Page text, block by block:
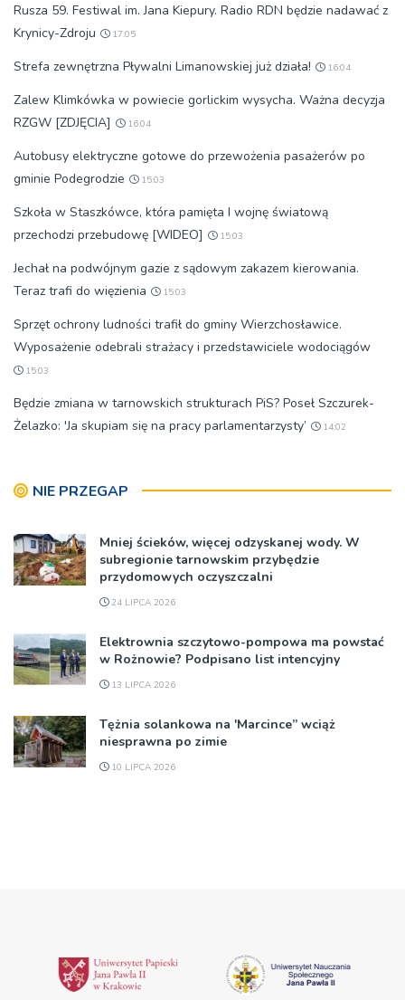
Rusza 59. Festiwal im. Jana Kiepury. Radio RDN będzie nadawać z
Krynicy-Zdroju
17:05
Strefa zewnętrzna Pływalni Limanowskiej już działa! 16:04
Zalew Klimkówka w powiecie gorlickim wysycha. Ważna decyzja
RZGW [ZDJĘCIA]
16:04
Autobusy elektryczne gotowe do przewożenia pasażerów po
gminie Podegrodzie
15:03
Szkoła w Staszkówce, która pamięta I wojnę światową
przechodzi przebudowę [WIDEO]
15:03
Jechał na podwójnym gazie z sądowym zakazem kierowania.
Teraz trafi do więzienia
15:03
Sprzęt ochrony ludności trafił do gminy Wierzchosławice.
Wyposażenie odebrali strażacy i przedstawiciele wodociągów
15:03
Będzie zmiana w tarnowskich strukturach PiS? Poseł Szczurek-
Żelazko: 'Ja skupiam się na pracy parlamentarzysty’
14:02
NIE PRZEGAP
Mniej ścieków, więcej odzyskanej wody. W
subregionie tarnowskim przybędzie
przydomowych oczyszczalni
24 LIPCA 2026
Elektrownia szczytowo-pompowa ma powstać
w Rożnowie? Podpisano list intencyjny
13 LIPCA 2026
Tężnia solankowa na 'Marcince” wciąż
niesprawna po zimie
10 LIPCA 2026